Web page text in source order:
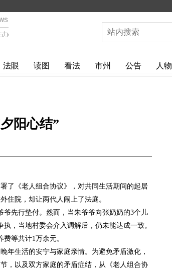
法眼 读图 看法 市州 公告 人物
阳心结”
了《老人组合协议》，对共同生活期间的起居
住院，却让两代人闹上了法庭。
先行垫付。然而，当朱爷爷向张奶奶的3个儿
，当地村委会介入调解后，仍未能达成一致。
等共计1万余元。
年生活的安宁与家庭亲情。为避免矛盾激化，
，以及双方家庭的矛盾症结，从《老人组合协